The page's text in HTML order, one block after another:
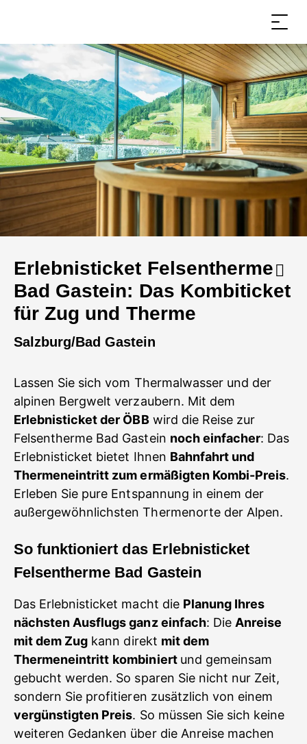
Erlebnisticket Felsentherme
Bad Gastein: Das Kombiticket
für Zug und Therme
Salzburg/Bad Gastein
Lassen Sie sich vom Thermalwasser und der
alpinen Bergwelt verzaubern. Mit dem
Erlebnisticket der ÖBBwird die Reise zur
Felsentherme Bad Gastein noch einfacher: Das
Erlebnisticket bietet Ihnen Bahnfahrt und
Thermeneintritt zum ermäßigten Kombi-Preis.
Erleben Sie pure Entspannung in einem der
außergewöhnlichsten Thermenorte der Alpen.
So funktioniert das Erlebnisticket
Felsentherme Bad Gastein
Das Erlebnisticket macht die Planung Ihres
nächsten Ausflugs ganz einfach: Die Anreise
mit dem Zug kann direkt mit dem
Thermeneintritt kombiniert und gemeinsam
gebucht werden. So sparen Sie nicht nur Zeit,
sondern Sie profitieren zusätzlich von einem
vergünstigten Preis. So müssen Sie sich keine
weiteren Gedanken über die Anreise machen